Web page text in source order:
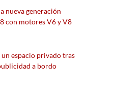
nueva generación
con motores V6 y V8
un espacio privado tras
a bordo